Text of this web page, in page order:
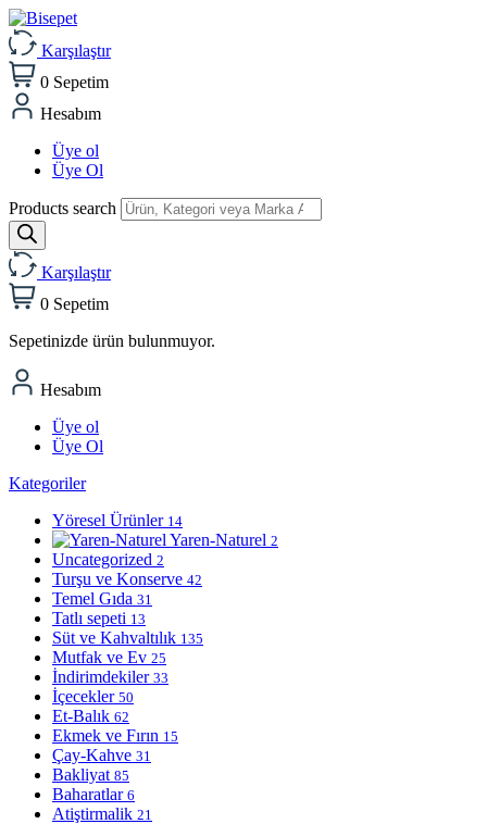
Karşılaştır
0 Sepetim
Hesabım
Üye ol
Üye Ol
Products search
Karşılaştır
0 Sepetim
Sepetinizde ürün bulunmuyor.
Hesabım
Üye ol
Üye Ol
Kategoriler
Yöresel Ürünler 14
Yaren-Naturel 2
Uncategorized 2
Turşu ve Konserve 42
Temel Gıda 31
Tatlı sepeti 13
Süt ve Kahvaltılık 135
Mutfak ve Ev 25
İndirimdekiler 33
İçecekler 50
Et-Balık 62
Ekmek ve Fırın 15
Çay-Kahve 31
Bakliyat 85
Baharatlar 6
Atiştirmalik 21